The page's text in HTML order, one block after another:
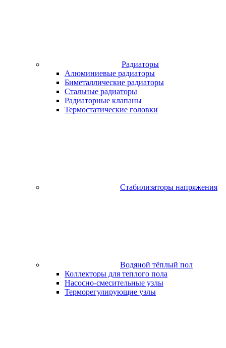
Радиаторы
Алюминиевые радиаторы
Биметаллические радиаторы
Стальные радиаторы
Радиаторные клапаны
Термостатические головки
Стабилизаторы напряжения
Водяной тёплый пол
Коллекторы для теплого пола
Насосно-смесительные узлы
Терморегулирующие узлы